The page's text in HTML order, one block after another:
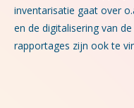
inventarisatie gaat over
en de digitalisering van
rapportages zijn ook te